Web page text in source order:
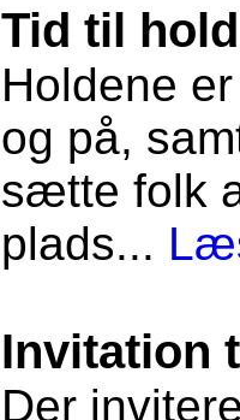
Tid til
Holdene
og på,
sætte folk
plads...
Invitation
Der